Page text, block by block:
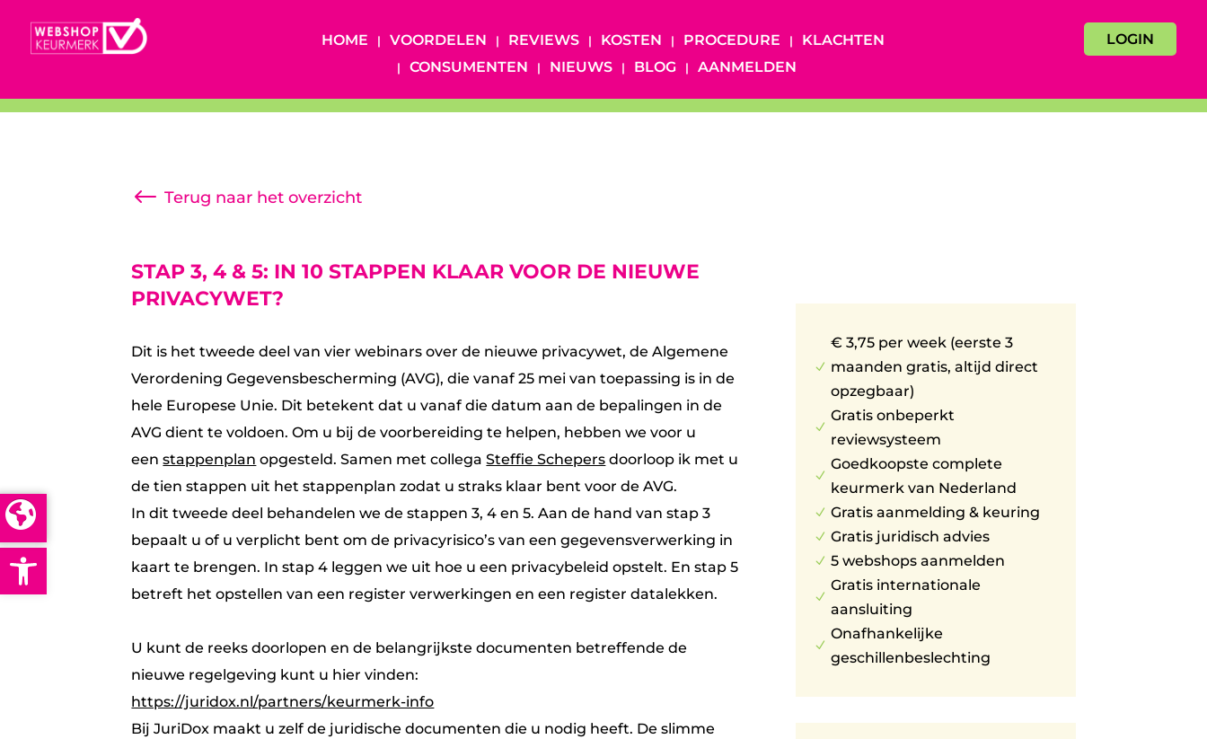
Open toolbar
HOME VOORDELEN REVIEWS KOSTEN PROCEDURE
KLACHTEN
CONSUMENTEN
NIEUWS BLOG AANMELDEN
LOGIN
# Terug naar het overzicht
STAP 3, 4 & 5: IN 10 STAPPEN KLAAR VOOR DE NIEUWE
PRIVACYWET?
Dit is het tweede deel van vier webinars over de nieuwe privacywet, de Algemene
Verordening Gegevensbescherming (AVG), die vanaf 25 mei van toepassing is in de
hele Europese Unie. Dit betekent dat u vanaf die datum aan de bepalingen in de
AVG dient te voldoen. Om u bij de voorbereiding te helpen, hebben we voor u
eenstappenplan opgesteld. Samen met collegaSteffie Schepers doorloop ik met u
de tien stappen uit het stappenplan zodat u straks klaar bent voor de AVG.
In dit tweede deel behandelen we de stappen 3, 4 en 5. Aan de hand van stap 3
bepaalt u of u verplicht bent om de privacyrisico’s van een gegevensverwerking in
kaart te brengen. In stap 4 leggen we uit hoe u een privacybeleid opstelt. En stap 5
betreft het opstellen van een register verwerkingen en een register datalekken.
U kunt de reeks doorlopen en de belangrijkste documenten betreffende de
nieuwe regelgeving kunt u hier vinden:
https://juridox.nl/partners/keurmerk-info
Bij JuriDox maakt u zelf de juridische documenten die u nodig heeft. De slimme
N
€ 3,75 per week (eerste 3
maanden gratis, altijd direct
opzegbaar)
N
Gratis onbeperkt
reviewsysteem
N
Goedkoopste complete
keurmerk van Nederland
N Gratis aanmelding & keuring
N Gratis juridisch advies
N 5 webshops aanmelden
N
Gratis internationale
aansluiting
N
Onafhankelijke
geschillenbeslechting